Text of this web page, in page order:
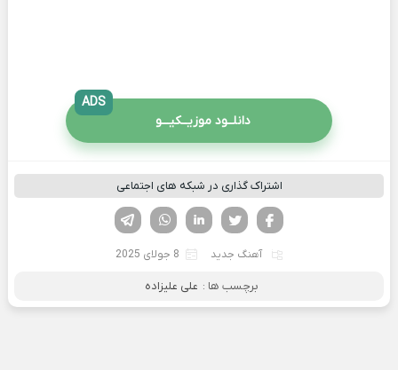
دانلــود موزیــکیـــو
ADS
اشتراک گذاری در شبکه های اجتماعی
لینکدین تویتر
فیسوک
آهنگ جدید 8 جولای 2025
برچسب ها : علی علیزاده